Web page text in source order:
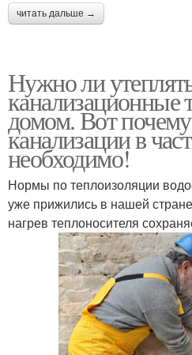
читать дальше →
Нужно ли
канализационные
домом. Вот
канализации в
необходимо!
Нормы по теплоизоляции
уже прижились в нашей
нагрев теплоносителя